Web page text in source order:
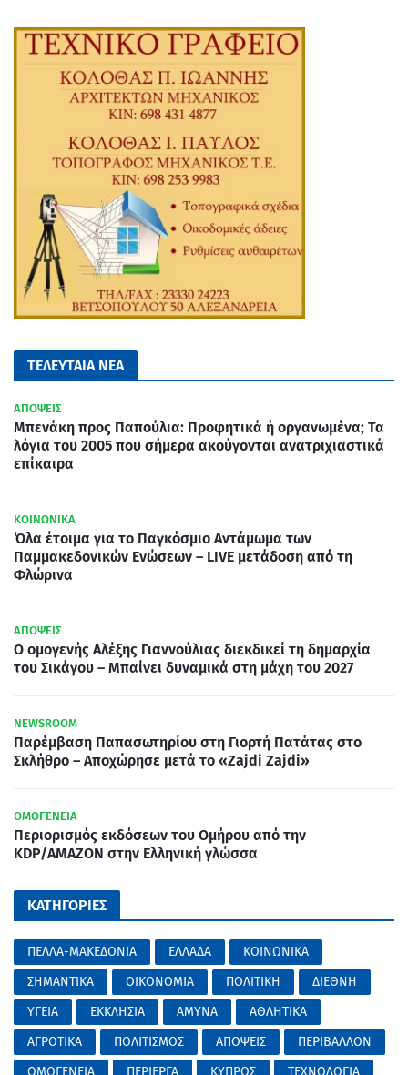
ΤΕΛΕΥΤΑΙΑ ΝΕΑ
ΑΠΟΨΕΙΣ
Μπενάκη προς Παπούλια: Προφητικά ή οργανωμένα; Τα
λόγια του 2005 που σήμερα ακούγονται ανατριχιαστικά
επίκαιρα
ΚΟΙΝΩΝΙΚΑ
Όλα έτοιμα για το Παγκόσμιο Αντάμωμα των
Παμμακεδονικών Ενώσεων – LIVE μετάδοση από τη
Φλώρινα
ΑΠΟΨΕΙΣ
Ο ομογενής Αλέξης Γιαννούλιας διεκδικεί τη δημαρχία
του Σικάγου – Μπαίνει δυναμικά στη μάχη του 2027
NEWSROOM
Παρέμβαση Παπασωτηρίου στη Γιορτή Πατάτας στο
Σκλήθρο – Αποχώρησε μετά το «Zajdi Zajdi»
ΟΜΟΓΕΝΕΙΑ
Περιορισμός εκδόσεων του Ομήρου από την
KDP/AMAZON στην Ελληνική γλώσσα
ΚΑΤΗΓΟΡΙΕΣ
ΠΕΛΛΑ-ΜΑΚΕΔΟΝΙΑ ΕΛΛΑΔΑ
ΚΟΙΝΩΝΙΚΑ
ΣΗΜΑΝΤΙΚΑ
ΟΙΚΟΝΟΜΙΑ ΠΟΛΙΤΙΚΗ
ΔΙΕΘΝΗ
ΥΓΕΙΑ
ΕΚΚΛΗΣΙΑ ΑΜΥΝΑ
ΑΘΛΗΤΙΚΑ
ΑΓΡΟΤΙΚΑ
ΠΟΛΙΤΙΣΜΟΣ ΑΠΟΨΕΙΣ
ΠΕΡΙΒΑΛΛΟΝ
ΟΜΟΓΕΝΕΙΑ
ΠΕΡΙΕΡΓΑ ΚΥΠΡΟΣ ΤΕΧΝΟΛΟΓΙΑ